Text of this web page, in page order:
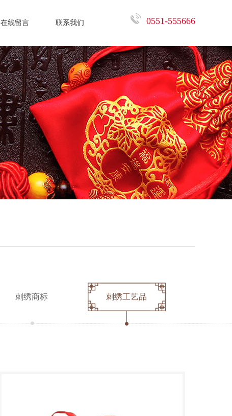
在线留言 联系我们 0551-555666
刺绣商标 刺绣工艺品